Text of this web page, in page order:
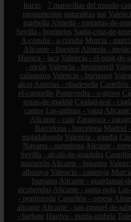
Inicio 7 maravillas del mundo
monumentos naturaleza tag
marbella Almería - roquetas-de-mar
Sevilla - bormujos Santa-cruz-de-
A-coruña - a-coruña Murcia -
Alicante - finestrat Almería -
Huesca - jaca Valencia - el-puig-de-
- picón Valencia - beniparrell
calasparra Valencia - burjassot
alcoi Asturias - ribadesella Castellón
el-campello Pontevedra - o-grove
rozas-de-madrid Ciudad-real -
cantos Las-palmas - yaiza Alicante
Alicante - calp Zaragoza -
Barcelona - barcelona Madrid
majadahonda Valencia - gandia
Navarra - pamplona Alicante -
Sevilla - alcalá-de-guadaíra
mazarrón Alicante - bigastro
alboraya Valencia - catarroja
burriana Alicante - guardamar-
alcobendas Alicante - santa-pola
- ponferrada Castellón - orpesa
alicante Alicante - san-miguel-de-
- barbate Huelva - punta-umbría